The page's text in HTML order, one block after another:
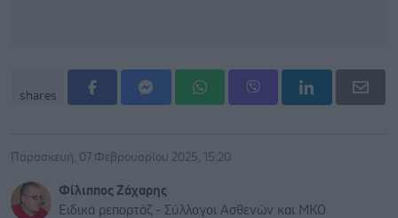
shares
Παρασκευή, 07 Φεβρουαρίου 2025, 15:20
Φίλιππος Ζάχαρης
Ειδικά ρεπορτάζ - Σύλλογοι Ασθενών και ΜΚΟ